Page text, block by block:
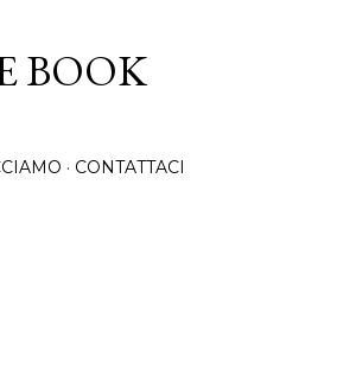
BOOK
CONTATTACI